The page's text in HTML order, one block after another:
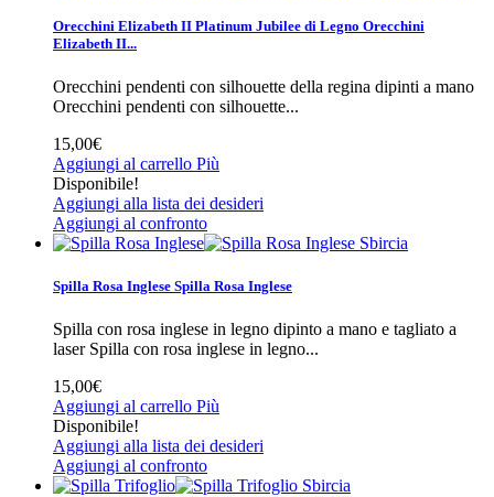
Orecchini Elizabeth II Platinum Jubilee di Legno Orecchini
Elizabeth II...
Orecchini pendenti con silhouette della regina dipinti a mano
Orecchini pendenti con silhouette...
15,00€
Aggiungi al carrello Più
Disponibile!
Aggiungi alla lista dei desideri
Aggiungi al confronto
Sbircia
Spilla Rosa Inglese Spilla Rosa Inglese
Spilla con rosa inglese in legno dipinto a mano e tagliato a
laser Spilla con rosa inglese in legno...
15,00€
Aggiungi al carrello Più
Disponibile!
Aggiungi alla lista dei desideri
Aggiungi al confronto
Sbircia